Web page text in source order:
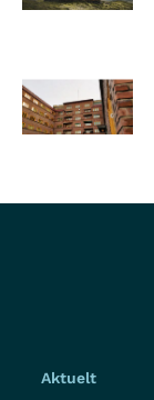
Aktuelt